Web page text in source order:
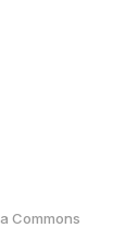
Commons